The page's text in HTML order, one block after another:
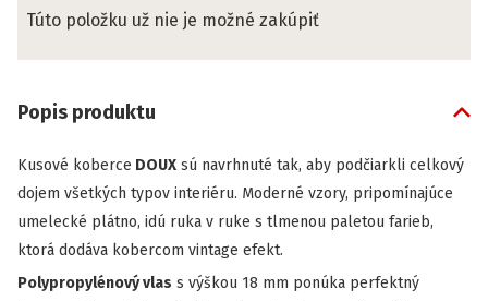
Túto položku už nie je možné zakúpiť
Popis produktu
Kusové koberce DOUX sú navrhnuté tak, aby podčiarkli celkový
dojem všetkých typov interiéru. Moderné vzory, pripomínajúce
umelecké plátno, idú ruka v ruke s tlmenou paletou farieb,
ktorá dodáva kobercom vintage efekt.
Polypropylénový vlas s výškou 18 mm ponúka perfektný